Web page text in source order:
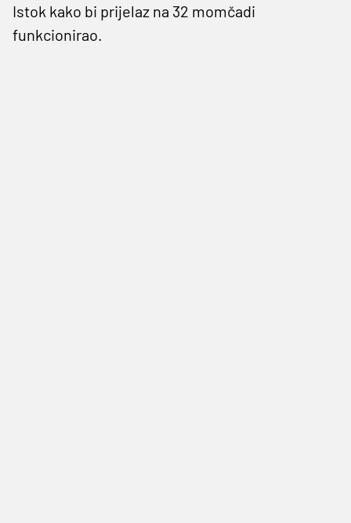
Istok kako bi prijelaz na 32 momčadi
funkcionirao.